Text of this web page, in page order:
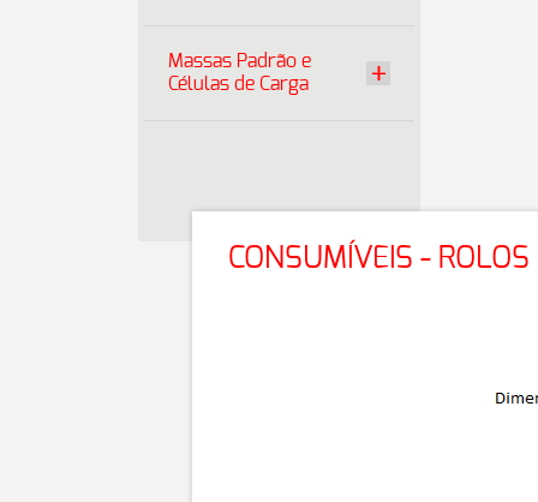
Massas Padrão e
Células de Carga
CONSUMÍVEIS -